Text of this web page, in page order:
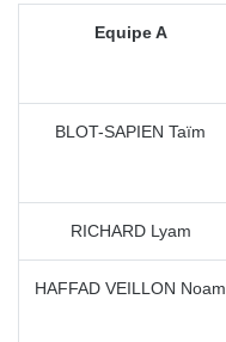
Equipe A
BLOT-SAPIEN Taïm
RICHARD Lyam
HAFFAD VEILLON Noam